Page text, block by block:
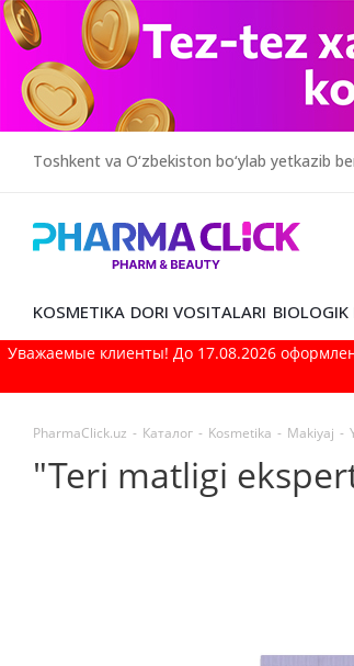
Toshkent va O‘zbekiston bo‘ylab yetkazib
KOSMETIKA DORI VOSITALARI BIOLOGIK
Уважаемые клиенты! До 17.08.2026
PharmaClick.uz - Каталог - Kosmetika - Makiyaj -
"Teri matligi